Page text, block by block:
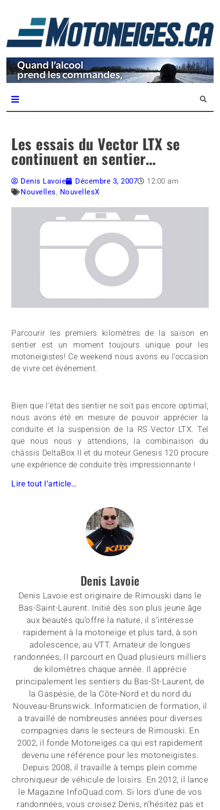
Magazine Motoneiges.ca
Les essais du Vector LTX se
continuent en sentier…
Denis Lavoie Décembre 3, 2007
12:00 am
Nouvelles, NouvellesX
Parcourir les premiers kilomètres de la saison en
sentier est un moment toujours unique pour les
motoneigistes! Ce weekend nous avons eu l’occasion
de vivre cet événement.
Bien que l’état des sentier ne soit pas encore optimal,
nous avons été en mesure de pouvoir apprécier la
conduite et la suspension de la RS Vector LTX. Tel
que nous nous y attendions, la combinaison du
châssis DeltaBox II et du moteur Genesis 120 procure
une expérience de conduite très impressionnante !
Lire tout l’article…
Denis Lavoie
Denis Lavoie est originaire de Rimouski dans le
Bas-Saint-Laurent. Initié dès son plus jeune âge
aux beautés qu'offre la nature, il s'intéresse
rapidement à la motoneige et plus tard, à son
adolescence, au VTT. Amateur de longues
randonnées, Il parcourt en Quad plusieurs milliers
de kilomètres chaque année. Il apprécie
principalement les sentiers du Bas-St-Laurent, de
la Gaspésie, de la Côte-Nord et du nord du
Nouveau-Brunswick. Informaticien de formation, il
a travaillé de nombreuses années pour diverses
compagnies dans le secteurs de Rimouski. En
2002, il fonde Motoneiges.ca qui est rapidement
devenu une référence pour les motoneigistes.
Depuis 2008, il travaille à temps plein comme
chroniqueur de véhicule de loisirs. En 2012, il lance
le Magazine InfoQuad.com. Si lors d'une de vos
randonnées, vous croisez Denis, n'hésitez pas et